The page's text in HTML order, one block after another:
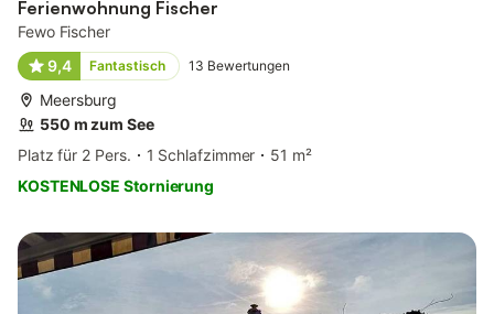
Ferienwohnung Fischer
Fewo Fischer
9,4
Fantastisch 13 Bewertungen
Meersburg
550 m zum See
Platz für 2 Pers.
1 Schlafzimmer
51 m²
KOSTENLOSE Stornierung